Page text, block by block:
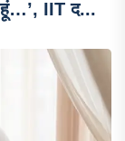
हूं…’, IIT द...